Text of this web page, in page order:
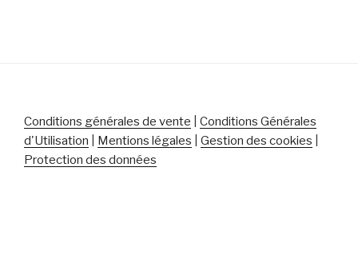
Conditions générales de vente
Conditions Générales
d'Utilisation
Mentions légales Gestion des cookies
Protection des données